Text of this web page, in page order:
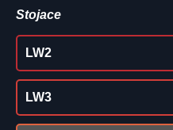
Stojace
LW2
LW3